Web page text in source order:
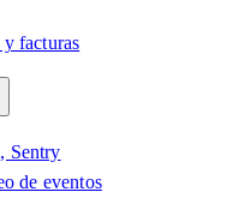
y facturas
Sentry
de eventos